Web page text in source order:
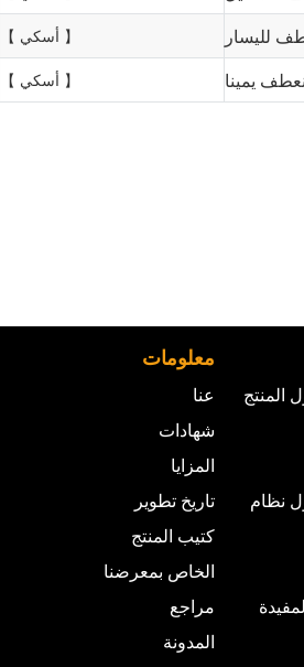
لليسار 【 أسكي 】
انعطف يمينا 【 أسكي 】
المنتج
نظام
معلومات
عنا
شهادات
المزايا
تاريخ تطوير
كتيب المنتج
الخاص بمعرضنا
مراجع
المدونة